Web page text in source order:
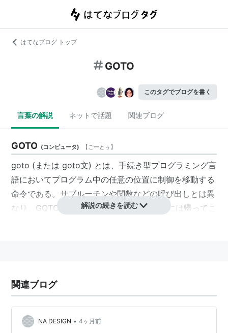
はてなブログ トップ
GOTO
このタグでブログを書く
言葉の解説 ネットで話題 関連ブログ
GOTO (コンピュータ) 【ごーとぅ 】
goto (または goto文) とは、手続き型プログラミング言
語においてプログラム中の任意の位置に制御を移動する
命令である。サブルーチンや関数などの呼び出しとは異
なり、GOTO では移動したあとに元の場所には帰ってこ
10: PRINT "HELLO WORLD"
20: GOTO 10
解説の続きを読む
関連ブログ
NA DESIGN • 4ヶ月前